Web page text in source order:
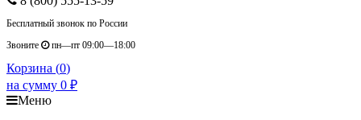
Бесплатный звонок по России
Звоните
пн—пт 09:00—18:00
Корзина (0)
на сумму 0 ₽
Меню